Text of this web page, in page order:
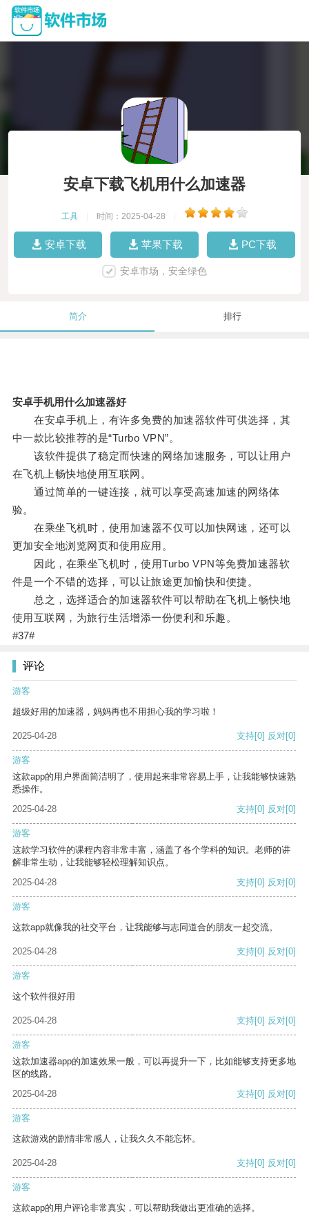
安卓下载飞机用什么加速器
工具 时间：2025-04-28
安卓下载 苹果下载 PC下载
安卓市场，安全绿色
简介 排行
安卓手机用什么加速器好
在安卓手机上，有许多免费的加速器软件可供选择，其
中一款比较推荐的是“Turbo VPN”。
该软件提供了稳定而快速的网络加速服务，可以让用户
在飞机上畅快地使用互联网。
通过简单的一键连接，就可以享受高速加速的网络体
验。
在乘坐飞机时，使用加速器不仅可以加快网速，还可以
更加安全地浏览网页和使用应用。
因此，在乘坐飞机时，使用Turbo VPN等免费加速器软
件是一个不错的选择，可以让旅途更加愉快和便捷。
总之，选择适合的加速器软件可以帮助在飞机上畅快地
使用互联网，为旅行生活增添一份便利和乐趣。
#37#
评论
游客
超级好用的加速器，妈妈再也不用担心我的学习啦！
2025-04-28 支持[0] 反对[0]
游客
这款app的用户界面简洁明了，使用起来非常容易上手，让我能够快速熟
悉操作。
2025-04-28
支持[0] 反对[0]
游客
这款学习软件的课程内容非常丰富，涵盖了各个学科的知识。老师的讲
解非常生动，让我能够轻松理解知识点。
2025-04-28
支持[0] 反对[0]
游客
这款app就像我的社交平台，让我能够与志同道合的朋友一起交流。
2025-04-28 支持[0] 反对[0]
游客
这个软件很好用
2025-04-28 支持[0] 反对[0]
游客
这款加速器app的加速效果一般，可以再提升一下，比如能够支持更多地
区的线路。
2025-04-28
支持[0] 反对[0]
游客
这款游戏的剧情非常感人，让我久久不能忘怀。
2025-04-28 支持[0] 反对[0]
游客
这款app的用户评论非常真实，可以帮助我做出更准确的选择。